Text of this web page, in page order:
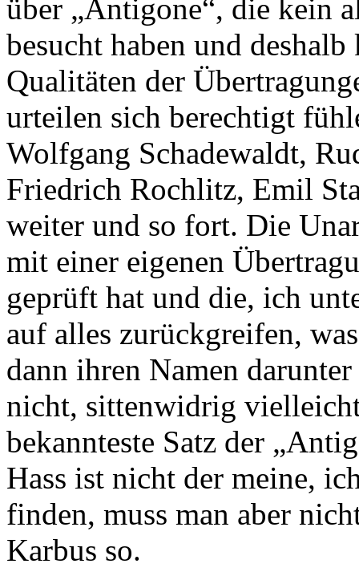
über „Antigone“, die kein
besucht haben und
Qualitäten der
urteilen sich berechtigt
Wolfgang Schadewaldt,
Friedrich Rochlitz, Emil
weiter und so fort. Die
mit einer eigenen
geprüft hat und die, ich
auf alles zurückgreifen,
dann ihren Namen
nicht, sittenwidrig
bekannteste Satz der
Hass ist nicht der meine,
finden, muss man aber
Karbus so.